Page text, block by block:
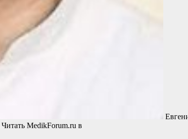
Читать MedikForum.ru в